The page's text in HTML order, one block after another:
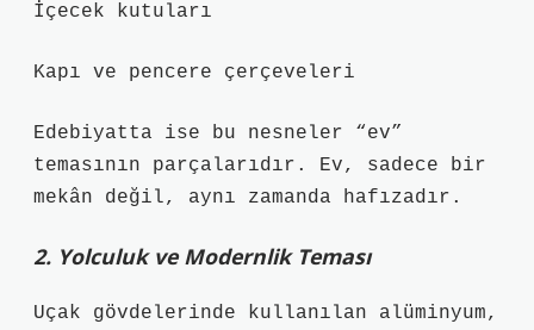
İçecek kutuları
Kapı ve pencere çerçeveleri
Edebiyatta ise bu nesneler “ev”
temasının parçalarıdır. Ev, sadece bir
mekân değil, aynı zamanda hafızadır.
2. Yolculuk ve Modernlik Teması
Uçak gövdelerinde kullanılan alüminyum,